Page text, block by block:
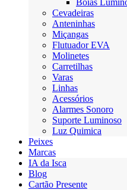
Boias
Cevadeiras
Anteninhas
Miçangas
Flutuador EVA
Molinetes
Carretilhas
Varas
Linhas
Acessórios
Alarmes Sonoro
Suporte Luminoso
Luz Quimica
Peixes
Marcas
IA da Isca
Blog
Cartão Presente